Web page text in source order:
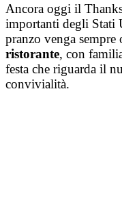
Ancora oggi il
importanti degli Stati
pranzo venga sempre
ristorante, con
festa che riguarda il
convivialità.